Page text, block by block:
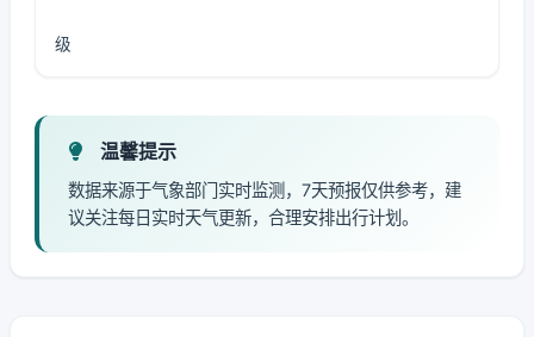
级
温馨提示
数据来源于气象部门实时监测，7天预报仅供参考，建
议关注每日实时天气更新，合理安排出行计划。